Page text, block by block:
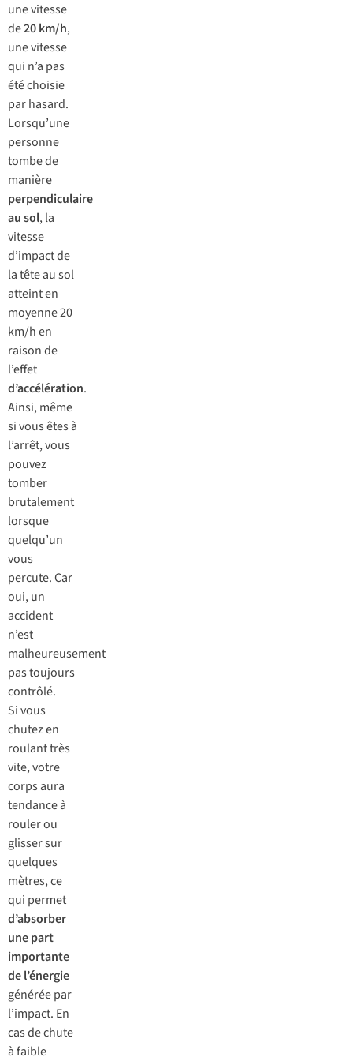
une vitesse
de20 km/h,
une vitesse
qui n’a pas
été choisie
par hasard.
Lorsqu’une
personne
tombe de
manière
perpendiculaire
au sol, la
vitesse
d’impact de
la tête au sol
atteint en
moyenne 20
km/h en
raison de
l’effet
d’accélération.
Ainsi, même
si vous êtes à
l’arrêt, vous
pouvez
tomber
brutalement
lorsque
quelqu’un
vous
percute. Car
oui, un
accident
n’est
malheureusement
pas toujours
contrôlé.
Si vous
chutez en
roulant très
vite, votre
corps aura
tendance à
rouler ou
glisser sur
quelques
mètres, ce
qui permet
d’absorber
une part
importante
de l’énergie
générée par
l’impact. En
cas de chute
à faible